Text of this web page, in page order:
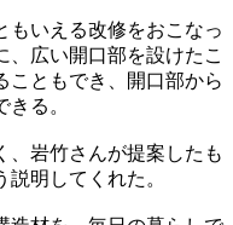
もいえる改修をおこなっ
、広い開口部を設けたこ
こともでき、開口部から
る。
、岩竹さんが提案したも
明してくれた。